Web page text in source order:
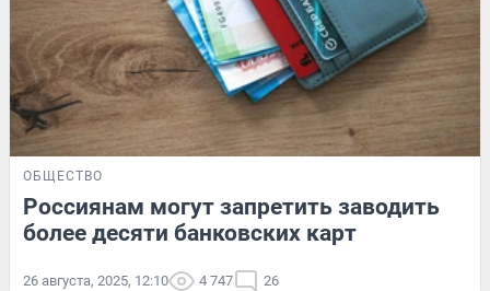
ОБЩЕСТВО
Россиянам могут запретить заводить
более десяти банковских карт
26 августа, 2025, 12:10 4 747 26